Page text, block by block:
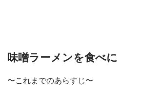
味噌ラーメンを食べに
〜これまでのあらすじ〜